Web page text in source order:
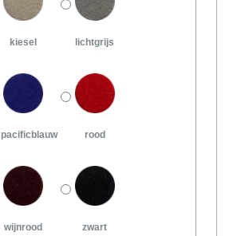
kiesel lichtgrijs
pacificblauw rood
wijnrood zwart